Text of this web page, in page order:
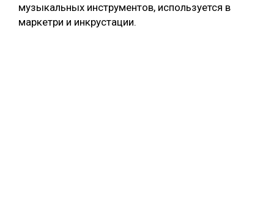
музыкальных инструментов, используется в
маркетри и инкрустации.